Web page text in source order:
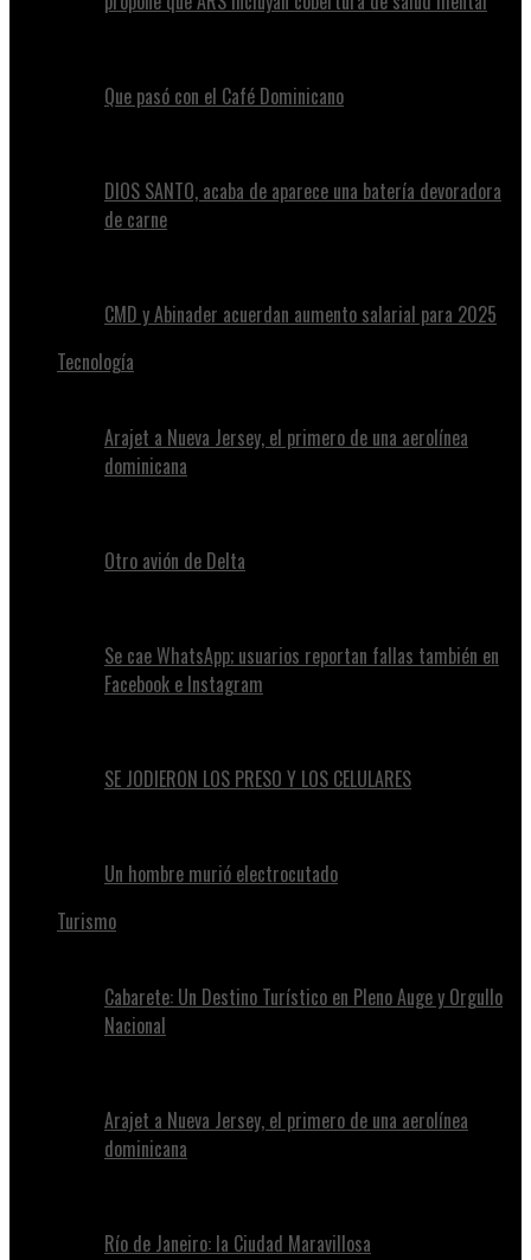
Que pasó con el Café Dominicano
DIOS SANTO, acaba de aparece una batería devoradora
de carne
CMD y Abinader acuerdan aumento salarial para 2025
Tecnología
Arajet a Nueva Jersey, el primero de una aerolínea
dominicana
Otro avión de Delta
Se cae WhatsApp; usuarios reportan fallas también en
Facebook e Instagram
SE JODIERON LOS PRESO Y LOS CELULARES
Un hombre murió electrocutado
Turismo
Cabarete: Un Destino Turístico en Pleno Auge y Orgullo
Nacional
Arajet a Nueva Jersey, el primero de una aerolínea
dominicana
Río de Janeiro: la Ciudad Maravillosa